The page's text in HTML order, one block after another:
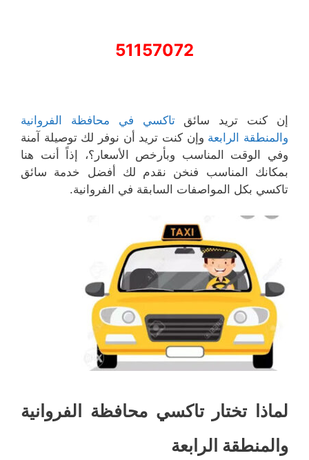
51157072
إن كنت تريد سائق تاكسي في محافظة الفروانية
والمنطقة الرابعة وإن كنت تريد أن نوفر لك توصيلة آمنة
وفي الوقت المناسب وبأرخص الأسعار؟، إذاً أنت هنا
بمكانك المناسب فنخن نقدم لك أفضل خدمة سائق
تاكسي بكل المواصفات السابقة في الفروانية.
لماذا تختار تاكسي محافظة الفروانية
والمنطقة الرابعة